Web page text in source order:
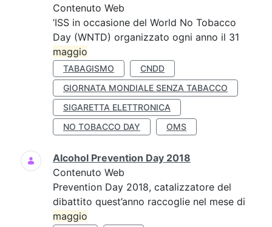
Contenuto Web
’ISS in occasione del World No Tobacco
Day (WNTD) organizzato ogni anno il 31
maggio
TABAGISMO
CNDD
GIORNATA MONDIALE SENZA TABACCO
SIGARETTA ELETTRONICA
NO TOBACCO DAY
OMS
Alcohol Prevention Day 2018
Contenuto Web
Prevention Day 2018, catalizzatore del
dibattito quest’anno raccoglie nel mese di
maggio